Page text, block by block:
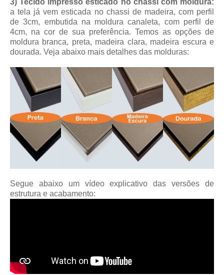
a tela já vem esticada no chassi de madeira, com perfil
de 3cm, embutida na moldura canaleta, com perfil de
4cm, na cor de sua preferência. Temos as opções de
moldura branca, preta, madeira clara, madeira escura e
dourada. Veja abaixo mais detalhes das molduras:
Segue abaixo um vídeo explicativo das versões de
estrutura e acabamento: